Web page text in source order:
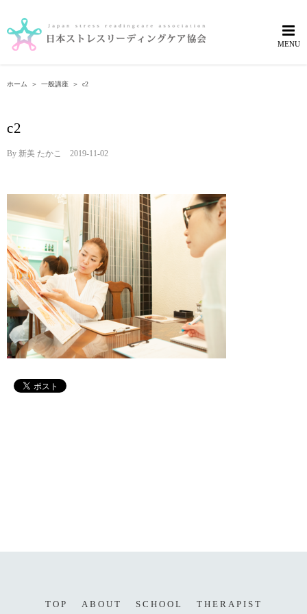
content
ホーム ＞ 一般講座 ＞ c2
c2
By 新美 たかこ 2019-11-02
TOP ABOUT SCHOOL THERAPIST